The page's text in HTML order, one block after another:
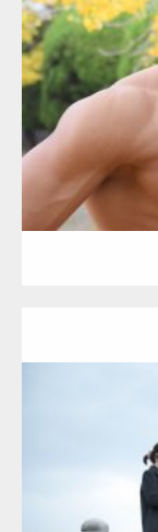
Category:公園のマ
公園の